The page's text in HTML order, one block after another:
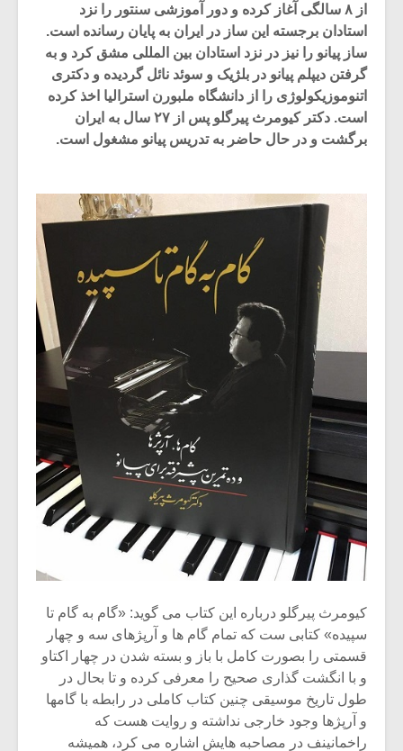
از ۸ سالگی آغاز کرده و دور آموزشی سنتور را نزد
استادان برجسته این ساز در ایران به پایان رسانده است.
ساز پیانو را نیز در نزد استادان بین المللی مشق کرد و به
گرفتن دیپلم پیانو در بلژیک و سوئد نائل گردیده و دکتری
اتنوموزیکولوژی را از دانشگاه ملبورن استرالیا اخذ کرده
است. دکتر کیومرث پیرگلو پس از ۲۷ سال به ایران
برگشت و در حال حاضر به تدریس پیانو مشغول است.
کیومرث پیرگلو درباره این کتاب می گوید: «گام به گام تا
سپیده» کتابی ست که تمام گام ها و آرپژهای سه و چهار
قسمتی را بصورت کامل با باز و بسته شدن در چهار اکتاو
و با انگشت گذاری صحیح را معرفی کرده و تا بحال در
طول تاریخ موسیقی چنین کتاب کاملی در رابطه با گامها
و آرپژها وجود خارجی نداشته و روایت هست که
راخمانینف در مصاحبه هایش اشاره می کرد، همیشه
میکلوش روژا
یادداشتی بر موسیقی
متن فیلم «متری
شیش و نیم»
مشهورترین باشی،
موریس ژار
دوره
موسیقی
برگزار
سکانسی